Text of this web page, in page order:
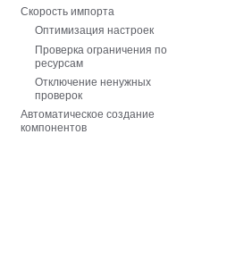
Скорость импорта
Оптимизация настроек
Проверка ограничения по
ресурсам
Отключение ненужных
проверок
Автоматическое создание
компонентов